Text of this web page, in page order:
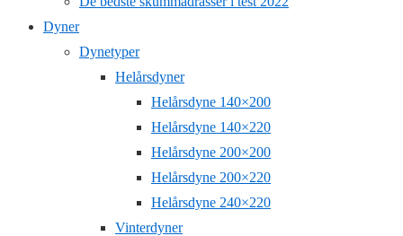
Dyner
Dynetyper
Helårsdyner
Helårsdyne 140×200
Helårsdyne 140×220
Helårsdyne 200×200
Helårsdyne 200×220
Helårsdyne 240×220
Vinterdyner